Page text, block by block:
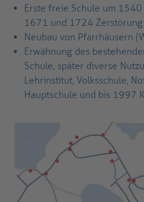
Erste freie Schule um 1540
1671 und 1724
Neubau von Pfarrhäusern
Erwähnung des
Schule, später diverse
Lehrinstitut, Volksschule,
Hauptschule und bis 1997